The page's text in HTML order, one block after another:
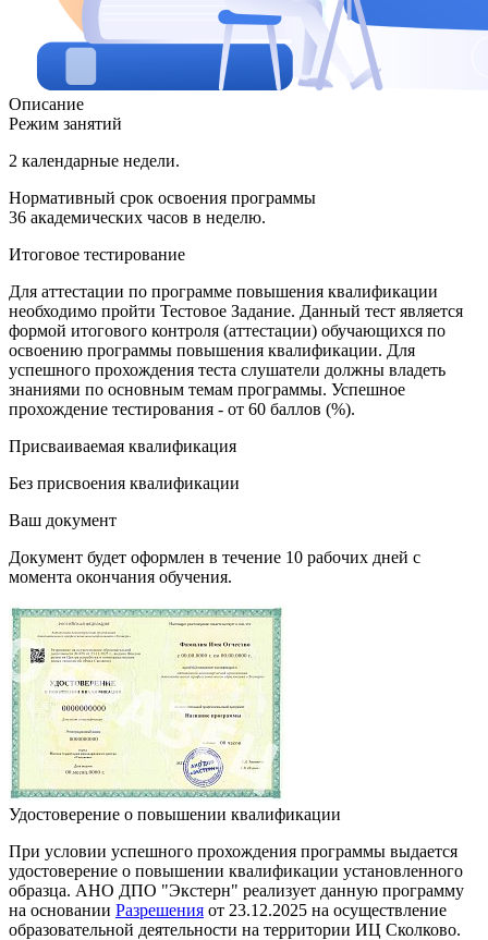
Описание
Режим занятий
2 календарные недели.
Нормативный срок освоения программы
36 академических часов в неделю.
Итоговое тестирование
Для аттестации по программе повышения квалификации
необходимо пройти Тестовое Задание. Данный тест является
формой итогового контроля (аттестации) обучающихся по
освоению программы повышения квалификации. Для
успешного прохождения теста слушатели должны владеть
знаниями по основным темам программы. Успешное
прохождение тестирования - от 60 баллов (%).
Присваиваемая квалификация
Без присвоения квалификации
Ваш документ
Документ будет оформлен в течение 10 рабочих дней с
момента окончания обучения.
Удостоверение о повышении квалификации
При условии успешного прохождения программы выдается
удостоверение о повышении квалификации установленного
образца. АНО ДПО "Экстерн" реализует данную программу
на основании Разрешения от 23.12.2025 на осуществление
образовательной деятельности на территории ИЦ Сколково.